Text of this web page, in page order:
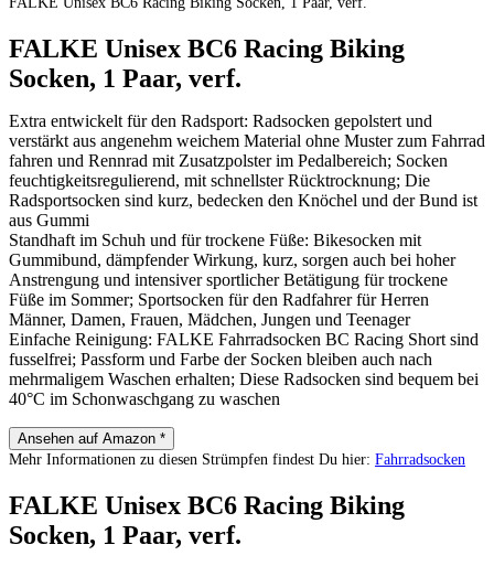
FALKE Unisex BC6 Racing Biking
Socken, 1 Paar, verf.
Extra entwickelt für den Radsport: Radsocken gepolstert und
verstärkt aus angenehm weichem Material ohne Muster zum Fahrrad
fahren und Rennrad mit Zusatzpolster im Pedalbereich; Socken
feuchtigkeitsregulierend, mit schnellster Rücktrocknung; Die
Radsportsocken sind kurz, bedecken den Knöchel und der Bund ist
aus Gummi
Standhaft im Schuh und für trockene Füße: Bikesocken mit
Gummibund, dämpfender Wirkung, kurz, sorgen auch bei hoher
Anstrengung und intensiver sportlicher Betätigung für trockene
Füße im Sommer; Sportsocken für den Radfahrer für Herren
Männer, Damen, Frauen, Mädchen, Jungen und Teenager
Einfache Reinigung: FALKE Fahrradsocken BC Racing Short sind
fusselfrei; Passform und Farbe der Socken bleiben auch nach
mehrmaligem Waschen erhalten; Diese Radsocken sind bequem bei
40°C im Schonwaschgang zu waschen
Ansehen auf Amazon *
Mehr Informationen zu diesen Strümpfen findest Du hier: Fahrradsocken
FALKE Unisex BC6 Racing Biking
Socken, 1 Paar, verf.